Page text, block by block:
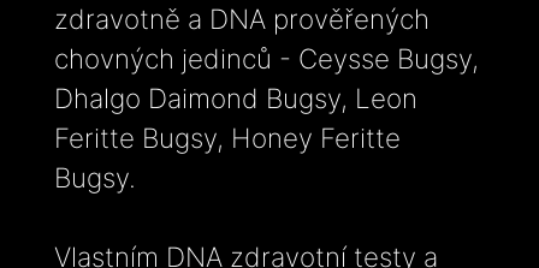
zdravotně a DNA prověřených
chovných jedinců - Ceysse Bugsy,
Dhalgo Daimond Bugsy, Leon
Feritte Bugsy, Honey Feritte
Bugsy.
Vlastním DNA zdravotní testy a